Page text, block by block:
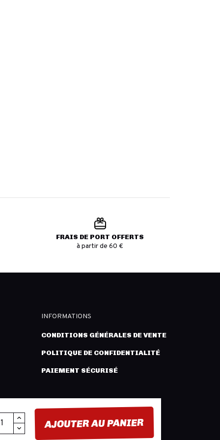
AJOUTER AU PANIER
FRAIS DE PORT OFFERTS
à partir de 60 €
INFORMATIONS
CONDITIONS GÉNÉRALES DE VENTE
POLITIQUE DE CONFIDENTIALITÉ
PAIEMENT SÉCURISÉ